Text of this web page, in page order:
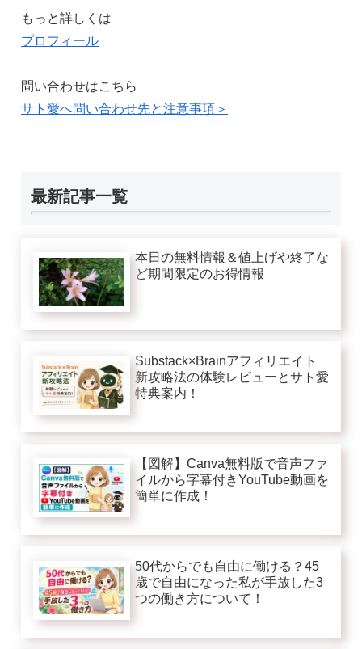
もっと詳しくは
プロフィール
問い合わせはこちら
サト愛へ問い合わせ先と注意事項＞
最新記事一覧
本日の無料情報＆値上げや終了な
ど期間限定のお得情報
Substack×Brainアフィリエイト
新攻略法の体験レビューとサト愛
特典案内！
【図解】Canva無料版で音声ファ
イルから字幕付きYouTube動画を
簡単に作成！
50代からでも自由に働ける？45
歳で自由になった私が手放した3
つの働き方について！